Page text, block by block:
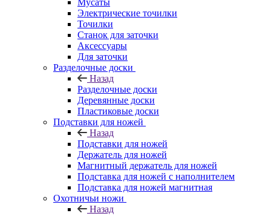
Мусаты
Электрические точилки
Точилки
Станок для заточки
Аксессуары
Для заточки
Разделочные доски
Назад
Разделочные доски
Деревянные доски
Пластиковые доски
Подставки для ножей
Назад
Подставки для ножей
Держатель для ножей
Магнитный держатель для ножей
Подставка для ножей с наполнителем
Подставка для ножей магнитная
Охотничьи ножи
Назад